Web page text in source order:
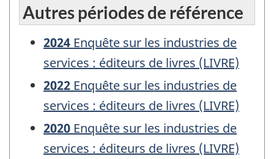
Autres périodes de référence
2024 Enquête sur les industries de
services : éditeurs de livres (LIVRE)
2022 Enquête sur les industries de
services : éditeurs de livres (LIVRE)
2020 Enquête sur les industries de
services : éditeurs de livres (LIVRE)